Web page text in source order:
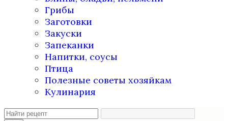
Грибы
Заготовки
Закуски
Запеканки
Напитки, соусы
Птица
Полезные советы хозяйкам
Кулинария